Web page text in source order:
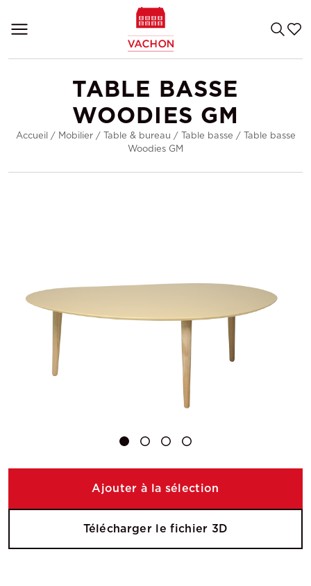
TABLE BASSE
WOODIES GM
Accueil / Mobilier/ Table & bureau / Table basse / Table basse
Woodies GM
Ajouter à la sélection
Télécharger le fichier 3D